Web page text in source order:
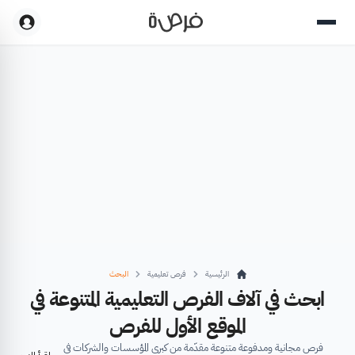
الرئيسية فرص تعليمية البحث
ابحث في آلاف الفرص التعليمية المتنوعة في
الموقع الأول للفرص
فرص مجانية ومدفوعة متنوعة مقدّمة من كبرى المؤسسات والشركات في